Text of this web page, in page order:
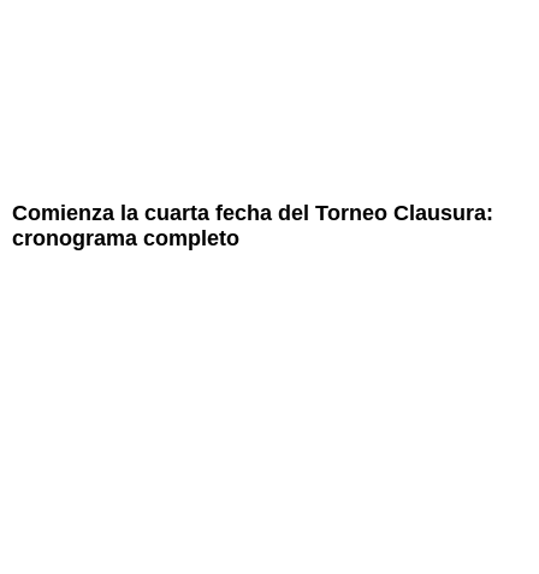
Comienza la cuarta fecha del Torneo Clausura:
cronograma completo